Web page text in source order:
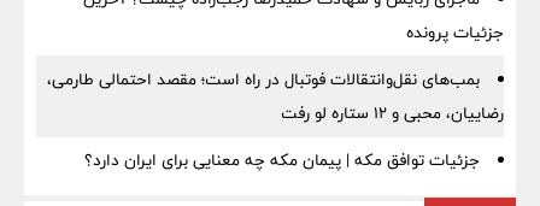
جزئیات پرونده
بمب‌های نقل‌وانتقالات فوتبال در راه است؛ مقصد احتمالی طارمی،
رضاییان، محبی و ۱۲ ستاره لو رفت
جزئیات توافق مکه | پیمان مکه چه معنایی برای ایران دارد؟